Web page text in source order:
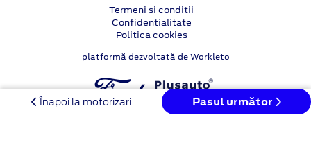
Înapoi la motorizari Pasul următor
Termeni si conditii
Confidentialitate
Politica cookies
platformă dezvoltată de Workleto